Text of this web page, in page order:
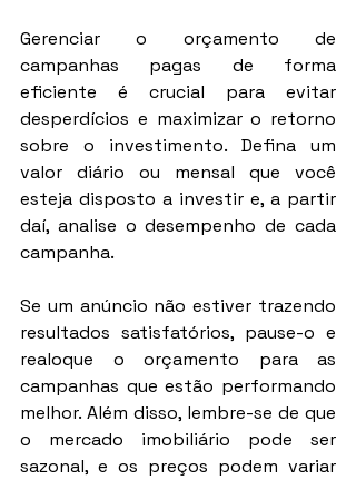
Gerenciar o orçamento de
campanhas pagas de forma
eficiente é crucial para evitar
desperdícios e maximizar o retorno
sobre o investimento. Defina um
valor diário ou mensal que você
esteja disposto a investir e, a partir
daí, analise o desempenho de cada
campanha.
Se um anúncio não estiver trazendo
resultados satisfatórios, pause-o e
realoque o orçamento para as
campanhas que estão performando
melhor. Além disso, lembre-se de que
o mercado imobiliário pode ser
sazonal, e os preços podem variar